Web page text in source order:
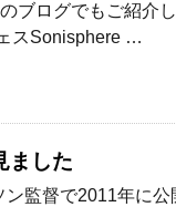
ブログでもご紹介し
スSonisphere …
ました
監督で2011年に公